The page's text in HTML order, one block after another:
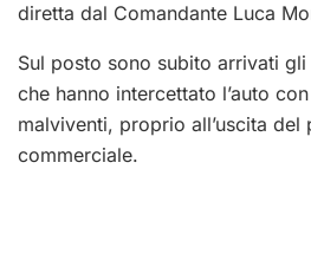
diretta dal Comandante Luca
Sul posto sono subito arrivati
che hanno intercettato l’auto
malviventi, proprio all’uscita
commerciale.